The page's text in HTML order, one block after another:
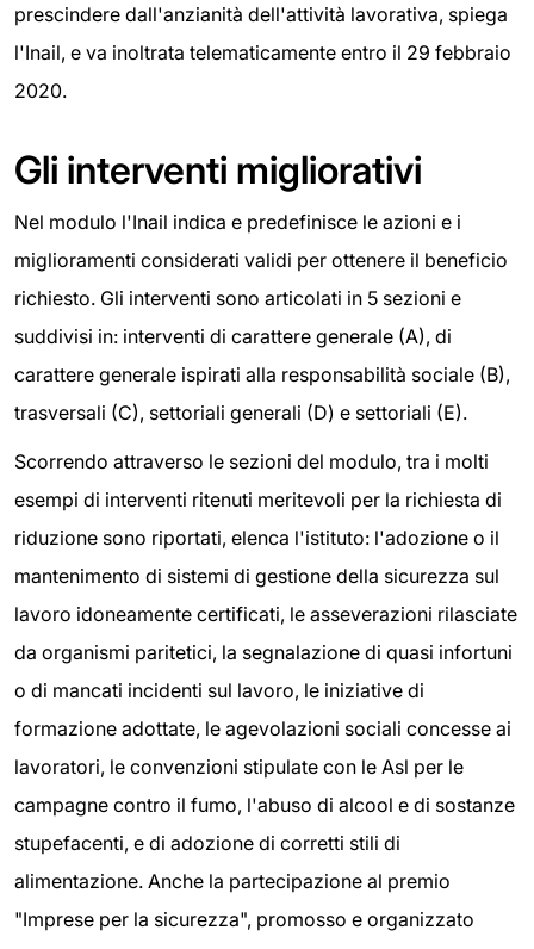
prescindere dall'anzianità dell'attività lavorativa, spiega
l'Inail, e va inoltrata telematicamente entro il 29 febbraio
2020.
Gli interventi migliorativi
Nel modulo l'Inail indica e predefinisce le azioni e i
miglioramenti considerati validi per ottenere il beneficio
richiesto. Gli interventi sono articolati in 5 sezioni e
suddivisi in: interventi di carattere generale (A), di
carattere generale ispirati alla responsabilità sociale (B),
trasversali (C), settoriali generali (D) e settoriali (E).
Scorrendo attraverso le sezioni del modulo, tra i molti
esempi di interventi ritenuti meritevoli per la richiesta di
riduzione sono riportati, elenca l'istituto: l'adozione o il
mantenimento di sistemi di gestione della sicurezza sul
lavoro idoneamente certificati, le asseverazioni rilasciate
da organismi paritetici, la segnalazione di quasi infortuni
o di mancati incidenti sul lavoro, le iniziative di
formazione adottate, le agevolazioni sociali concesse ai
lavoratori, le convenzioni stipulate con le Asl per le
campagne contro il fumo, l'abuso di alcool e di sostanze
stupefacenti, e di adozione di corretti stili di
alimentazione. Anche la partecipazione al premio
"Imprese per la sicurezza", promosso e organizzato